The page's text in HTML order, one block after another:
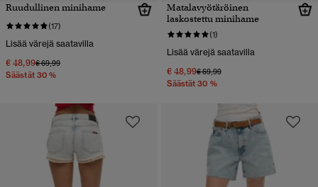
Ruudullinen minihame
(17)
Lisää värejä saatavilla
€ 48,99Hinta alennettu hinnasta
€ 69,99hintaan
Säästät 30 %
Matalavyötäröinen
laskostettu minihame
(1)
Lisää värejä saatavilla
€ 48,99Hinta alennettu hinnasta
€ 69,99hintaan
Säästät 30 %